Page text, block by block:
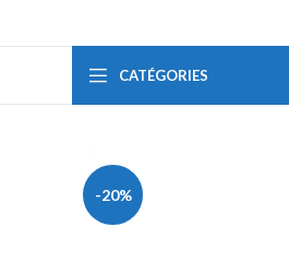
CATÉGORIES
-20%